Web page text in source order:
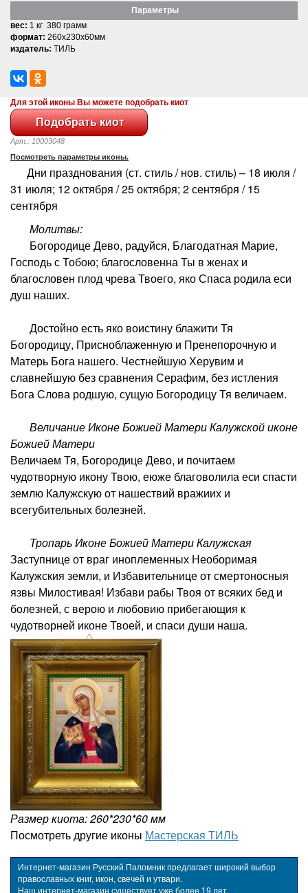
Параметры
вес: 1 кг 380 грамм
формат: 260x230x60мм
издатель: ТИЛЬ
Для этой иконы Вы можете подобрать киот
Арт.: 10003048
Посмотреть параметры иконы.
Дни празднования (ст. стиль / нов. стиль) – 18 июля /
31 июля; 12 октября / 25 октября; 2 сентября / 15
сентября
Молитвы:
Богородице Дево, радуйся, Благодатная Марие,
Господь с Тобою; благословенна Ты в женах и
благословен плод чрева Твоего, яко Спаса родила еси
душ наших.
Достойно есть яко воистину блажити Тя
Богородицу, Присноблаженную и Пренепорочную и
Матерь Бога нашего. Честнейшую Херувим и
славнейшую без сравнения Серафим, без истления
Бога Слова родшую, сущую Богородицу Тя величаем.
Величание Иконе Божией Матери Калужской иконе
Божией Матери
Величаем Тя, Богородице Дево, и почитаем
чудотворную икону Твою, еюже благоволила еси спасти
землю Калужскую от нашествий вражиих и
всегубительных болезней.
Тропарь Иконе Божией Матери Калужская
Заступнице от враг иноплеменных Необоримая
Калужския земли, и Избавительнице от смертоносныя
язвы Милостивая! Избави рабы Твоя от всяких бед и
болезней, с верою и любовию прибегающия к
чудотворней иконе Твоей, и спаси души наша.
Размер киота: 260*230*60 мм
Посмотреть другие иконы Мастерская ТИЛЬ
Интернет-магазин Русский Паломник предлагает широкий выбор
православных книг, икон, свечей и утвари.
Наш интернет-магазин существует уже более 19 лет.